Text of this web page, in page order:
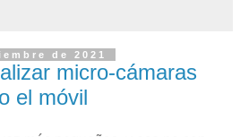
de 2021
micro-cámaras
el móvil